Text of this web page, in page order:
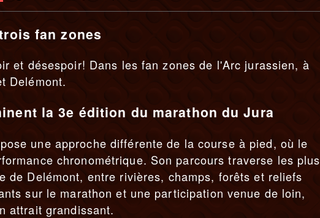
fan zones
et désespoir! Dans les fan zones de l'Arc jurassien, à
Delémont.
la 3e édition du marathon du Jura
une approche différente de la course à pied, où le
chronométrique. Son parcours traverse les plus
de Delémont, entre rivières, champs, forêts et reliefs
sur le marathon et une participation venue de loin,
attrait grandissant.